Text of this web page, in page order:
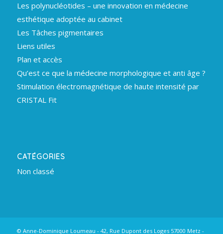
Les polynucléotides – une innovation en médecine
esthétique adoptée au cabinet
Les Tâches pigmentaires
Liens utiles
Plan et accès
Qu’est ce que la médecine morphologique et anti âge ?
Stimulation électromagnétique de haute intensité par
CRISTAL Fit
CATÉGORIES
Non classé
© Anne-Dominique Loumeau - 42, Rue Dupont des Loges 57000 Metz -